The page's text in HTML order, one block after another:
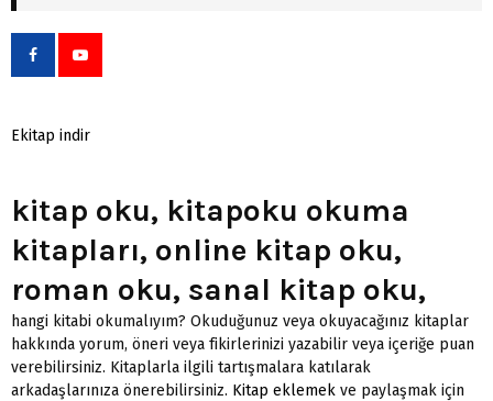
Ekitap indir
kitap oku, kitapoku okuma
kitapları, online kitap oku,
roman oku, sanal kitap oku,
hangi kitabi okumalıyım? Okuduğunuz veya okuyacağınız kitaplar
hakkında yorum, öneri veya fikirlerinizi yazabilir veya içeriğe puan
verebilirsiniz. Kitaplarla ilgili tartışmalara katılarak
arkadaşlarınıza önerebilirsiniz. Kitap eklemek ve paylaşmak için